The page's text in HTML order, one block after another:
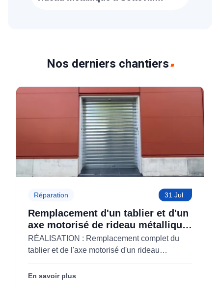
Nos derniers chantiers
Réparation 31 Jul
Remplacement d'un tablier et d'un
axe motorisé de rideau métallique
pour M'CHADAL (Optical Center)
(95)
RÉALISATION : Remplacement complet du
tablier et de l'axe motorisé d'un rideau
Center) (95290).
En savoir plus